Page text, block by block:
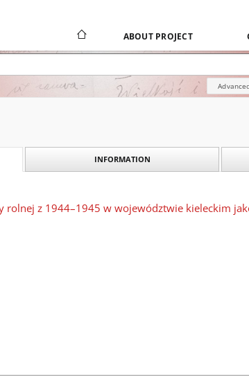
ABOUT PROJECT
INFORMATION
rolnej z 1944–1945 w województwie kieleckim